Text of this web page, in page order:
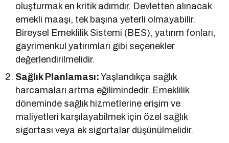
oluşturmak en kritik adımdır. Devletten alınacak
emekli maaşı, tek başına yeterli olmayabilir.
Bireysel Emeklilik Sistemi (BES), yatırım fonları,
gayrimenkul yatırımları gibi seçenekler
değerlendirilmelidir.
Sağlık Planlaması: Yaşlandıkça sağlık
harcamaları artma eğilimindedir. Emeklilik
döneminde sağlık hizmetlerine erişim ve
maliyetleri karşılayabilmek için özel sağlık
sigortası veya ek sigortalar düşünülmelidir.